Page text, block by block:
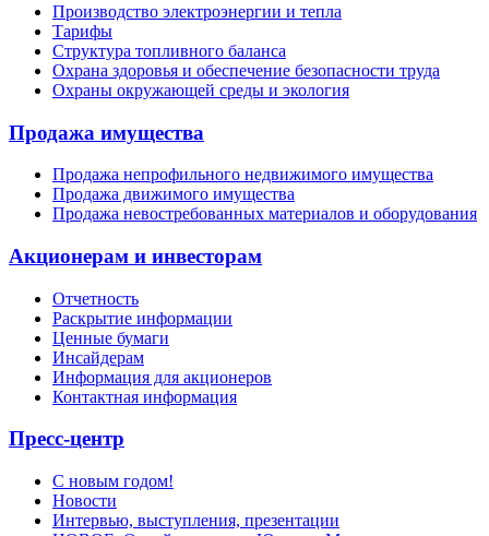
Производство электроэнергии и тепла
Тарифы
Структура топливного баланса
Охрана здоровья и обеспечение безопасности труда
Охраны окружающей среды и экология
Продажа имущества
Продажа непрофильного недвижимого имущества
Продажа движимого имущества
Продажа невостребованных материалов и оборудования
Акционерам и инвесторам
Отчетность
Раскрытие информации
Ценные бумаги
Инсайдерам
Информация для акционеров
Контактная информация
Пресс-центр
С новым годом!
Новости
Интервью, выступления, презентации